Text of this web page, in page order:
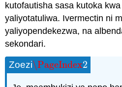
kutofautisha sasa kutoka
yaliyotatuliwa. Ivermectin ni
yaliyopendekezwa, na
sekondari.
Zoezi\PageIndex2
\PageIndex2